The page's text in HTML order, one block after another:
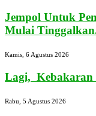
Jempol Untuk
Mulai
Kamis, 6 Agustus 2026
Lagi, Kebakaran
Rabu, 5 Agustus 2026